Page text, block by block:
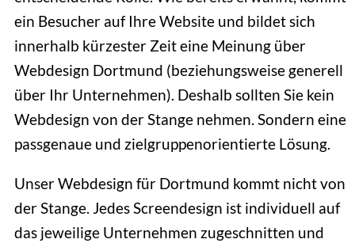
ein Besucher auf Ihre Website und bildet sich
innerhalb kürzester Zeit eine Meinung über
Webdesign Dortmund (beziehungsweise generell
über Ihr Unternehmen). Deshalb sollten Sie kein
Webdesign von der Stange nehmen. Sondern eine
passgenaue und zielgruppenorientierte Lösung.
Unser Webdesign für Dortmund kommt nicht von
der Stange. Jedes Screendesign ist individuell auf
das jeweilige Unternehmen zugeschnitten und